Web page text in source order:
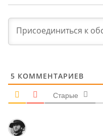
5 КОММЕНТАРИЕВ
Старые